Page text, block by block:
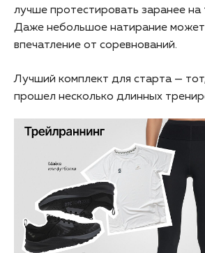
лучше протестировать заранее на
Даже небольшое натирание может
впечатление от соревнований.
Лучший комплект для старта —
прошел несколько длинных